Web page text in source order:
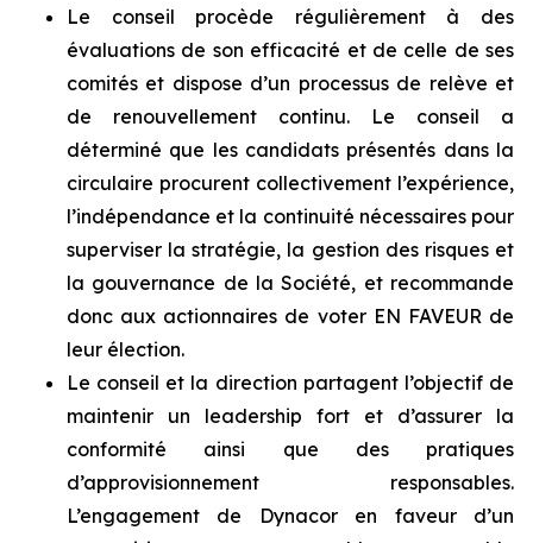
Le conseil procède régulièrement à des
évaluations de son efficacité et de celle de ses
comités et dispose d’un processus de relève et
de renouvellement continu. Le conseil a
déterminé que les candidats présentés dans la
circulaire procurent collectivement l’expérience,
l’indépendance et la continuité nécessaires pour
superviser la stratégie, la gestion des risques et
la gouvernance de la Société, et recommande
donc aux actionnaires de voter EN FAVEUR de
leur élection.
Le conseil et la direction partagent l’objectif de
maintenir un leadership fort et d’assurer la
conformité ainsi que des pratiques
d’approvisionnement responsables.
L’engagement de Dynacor en faveur d’un